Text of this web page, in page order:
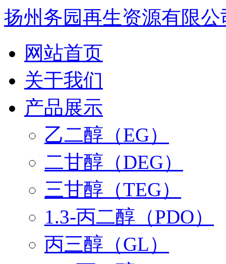
扬州务园再生资源有限公
网站首页
关于我们
产品展示
乙二醇（EG）
二甘醇（DEG）
三甘醇（TEG）
1.3-丙二醇（PDO）
丙三醇（GL）